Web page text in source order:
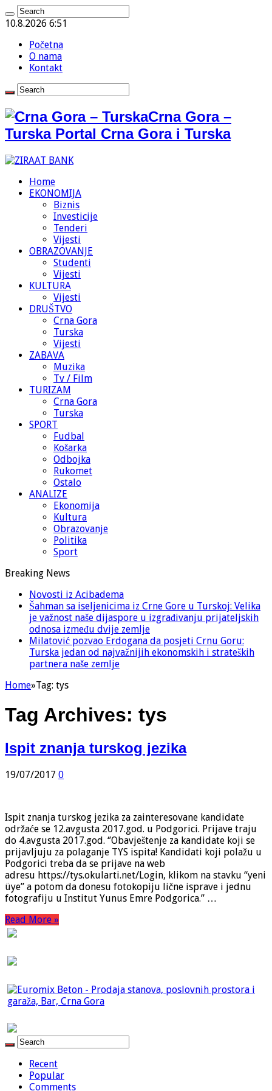
10.8.2026 6:51
Početna
O nama
Kontakt
Crna Gora –
Turska Portal Crna Gora i Turska
Home
EKONOMIJA
Biznis
Investicije
Tenderi
Vijesti
OBRAZOVANJE
Studenti
Vijesti
KULTURA
Vijesti
DRUŠTVO
Crna Gora
Turska
Vijesti
ZABAVA
Muzika
Tv / Film
TURIZAM
Crna Gora
Turska
SPORT
Fudbal
Košarka
Odbojka
Rukomet
Ostalo
ANALIZE
Ekonomija
Kultura
Obrazovanje
Politika
Sport
Breaking News
Novosti iz Acibadema
Šahman sa iseljenicima iz Crne Gore u Turskoj: Velika
je važnost naše dijaspore u izgrađivanju prijateljskih
odnosa između dvije zemlje
Milatović pozvao Erdogana da posjeti Crnu Goru:
Turska jedan od najvažnijih ekonomskih i strateških
partnera naše zemlje
Home»Tag: tys
Tag Archives: tys
Ispit znanja turskog jezika
19/07/2017 0
Ispit znanja turskog jezika za zainteresovane kandidate
održaće se 12.avgusta 2017.god. u Podgorici. Prijave traju
do 4.avgusta 2017.god. ‘’Obavještenje za kandidate koji se
prijavljuju za polaganje TYS ispita! Kandidati koji polažu u
Podgorici treba da se prijave na web
adresu https://tys.okularti.net/Login, klikom na stavku “yeni
üye” a potom da donesu fotokopiju lične isprave i jednu
fotografiju u Institut Yunus Emre Podgorica.’’ …
Read More »
Recent
Popular
Comments